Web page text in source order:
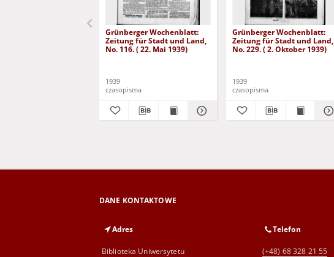
Grünberger Wochenblatt:
Zeitung für Stadt und Land,
No. 116. ( 22. Mai 1939)
1939
czasopisma
Grünberger Wochenblatt:
Zeitung für Stadt und Land,
No. 229. ( 2. Oktober 1939)
1939
czasopisma
DANE KONTAKTOWE
Adres
Biblioteka Uniwersytetu
Telefon
(+48) 68 328 21 55